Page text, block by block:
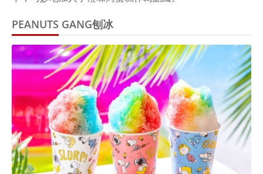
PEANUTS GANG刨冰